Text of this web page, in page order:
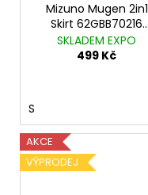
Mizuno Mugen 2in1
Skirt 62GBB70216
Estate Blue
SKLADEM EXPO
499 Kč
S
AKCE
VÝPRODEJ